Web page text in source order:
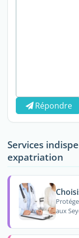
Répondre
Services
expatriation
aux